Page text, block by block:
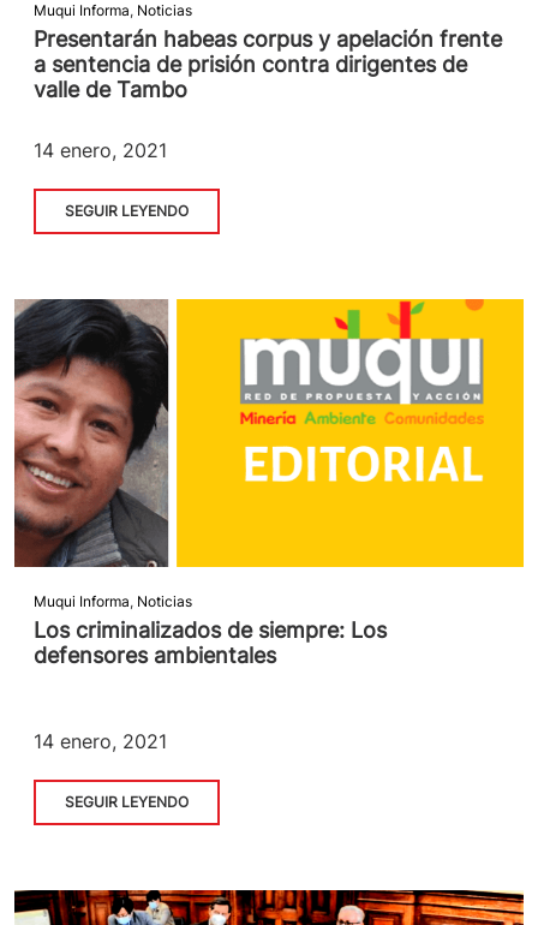
Muqui Informa, Noticias
Presentarán habeas corpus y apelación frente
a sentencia de prisión contra dirigentes de
valle de Tambo
14 enero, 2021
SEGUIR LEYENDO
Muqui Informa, Noticias
Los criminalizados de siempre: Los
defensores ambientales
14 enero, 2021
SEGUIR LEYENDO